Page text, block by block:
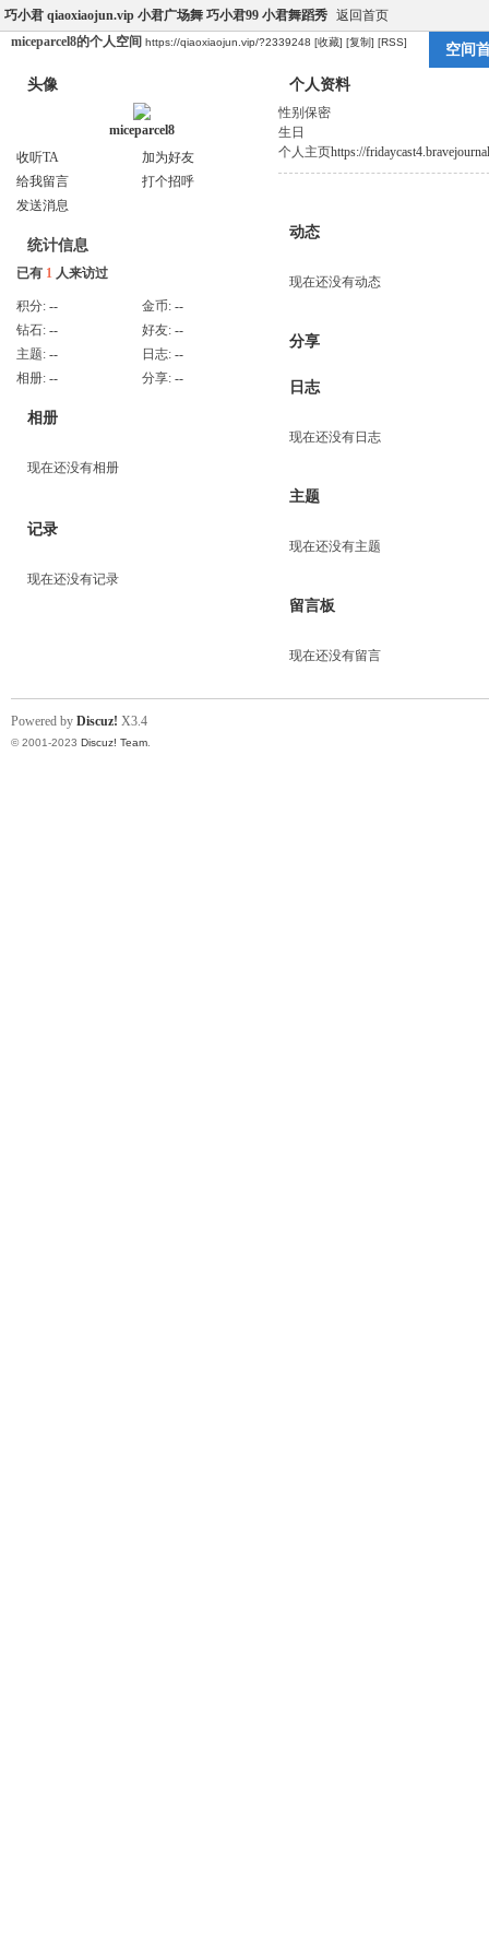
巧小君 qiaoxiaojun.vip 小君广场舞 巧小君99 小君舞蹈秀 返回首页
miceparcel8的个人空间 https://qiaoxiaojun.vip/?2339248 [收藏] [复制] [RSS] 空间
头像
miceparcel8
收听TA
加为好友
给我留言
打个招呼
发送消息
统计信息
已有 1 人来访过
积分: -- 金币: --
钻石: -- 好友: --
主题: -- 日志: --
相册: -- 分享: --
相册
现在还没有相册
记录
现在还没有记录
个人资料
性别 保密
生日
个人主页https://
动态
现在还没有动态
分享
日志
现在还没有日志
主题
现在还没有主题
留言板
现在还没有留言
Powered by Discuz! X3.4
© 2001-2023 Discuz! Team